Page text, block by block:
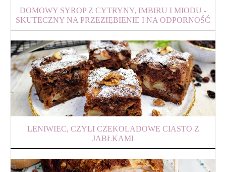
DOMOWY SYROP Z CYTRYNY, IMBIRU I MIODU -
SKUTECZNY NA PRZEZIĘBIENIE I NA ODPORNOŚĆ
LENIWIEC, CZYLI CZEKOLADOWE CIASTO Z
JABŁKAMI